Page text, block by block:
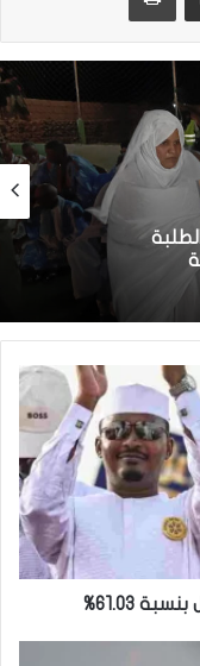
61.03%